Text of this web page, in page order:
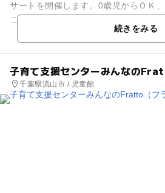
サートを開催します。0歳児からＯＫ
これで決まり！ 人気シリーズ三回目
続きをみる
子育て支援センターみんなの
千葉県流山市 / 児童館